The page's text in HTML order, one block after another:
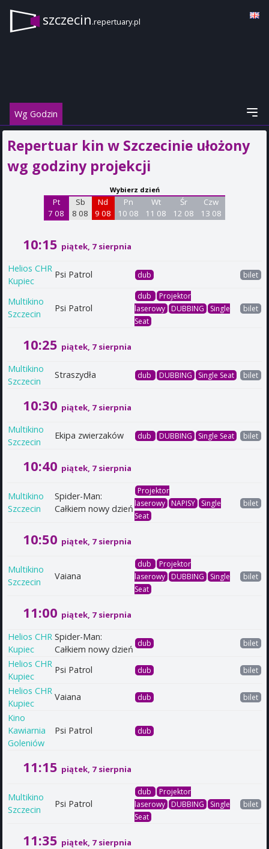
szczecin.repertuary.pl
Wg Godzin
Repertuar kin w Szczecinie ułożony
wg godziny projekcji
Wybierz dzień
Pt
7 08
Sb
8 08
Nd
9 08
Pn
10 08
Wt
11 08
Śr
12 08
Czw
13 08
10:15 piątek, 7 sierpnia
Helios CHR
Kupiec
Psi Patrol dub bilet
Multikino
Szczecin
Psi Patrol
dub
Projektor
laserowy
DUBBING
Single
Seat
bilet
10:25 piątek, 7 sierpnia
Multikino
Szczecin
Straszydła dub DUBBING Single Seat bilet
10:30 piątek, 7 sierpnia
Multikino
Szczecin
Ekipa zwierzaków dub DUBBING Single Seat bilet
10:40 piątek, 7 sierpnia
Multikino
Szczecin
Spider-Man:
Całkiem nowy dzień
Projektor
laserowy
NAPISY
Single
Seat
bilet
10:50 piątek, 7 sierpnia
Multikino
Szczecin
Vaiana
dub
Projektor
laserowy
DUBBING
Single
Seat
bilet
11:00 piątek, 7 sierpnia
Helios CHR
Kupiec
Spider-Man:
Całkiem nowy dzień
dub bilet
Helios CHR
Kupiec
Psi Patrol dub bilet
Helios CHR
Kupiec
Vaiana dub bilet
Kino
Kawiarnia
Goleniów
Psi Patrol dub
11:15 piątek, 7 sierpnia
Multikino
Szczecin
Psi Patrol
dub
Projektor
laserowy
DUBBING
Single
Seat
bilet
11:35 piątek, 7 sierpnia